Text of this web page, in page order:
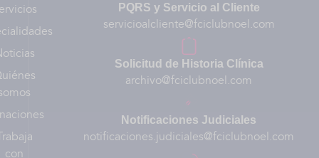
con
PQRS y Servicio al Cliente
servicioalcliente@fciclubnoel.com
Solicitud de Historia Clínica
archivo@fciclubnoel.com
Notificaciones Judiciales
notificaciones.judiciales@fciclubnoel.com